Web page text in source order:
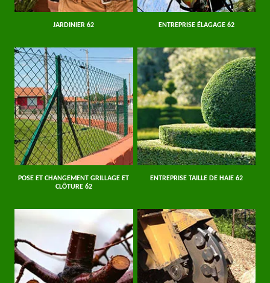
JARDINIER 62 ENTREPRISE ÉLAGAGE 62
POSE ET CHANGEMENT GRILLAGE ET
CLÔTURE 62
ENTREPRISE TAILLE DE HAIE 62